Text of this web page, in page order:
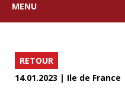
MENU
RETOUR
14.01.2023 | Ile de France